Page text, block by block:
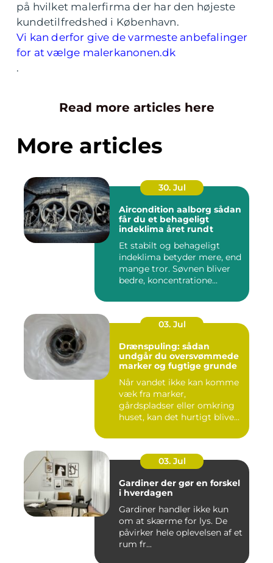
på hvilket malerfirma der har den højeste
kundetilfredshed i København.
Vi kan derfor give de varmeste anbefalinger
for at vælge malerkanonen.dk
.
Read more articles here
More articles
30. Jul
Aircondition aalborg sådan
får du et behageligt
indeklima året rundt
Et stabilt og behageligt
indeklima betyder mere, end
mange tror. Søvnen bliver
bedre, koncentratione...
03. Jul
Drænspuling: sådan
undgår du oversvømmede
marker og fugtige grunde
Når vandet ikke kan komme
væk fra marker,
gårdspladser eller omkring
huset, kan det hurtigt blive
03. Jul
Gardiner der gør en forskel
i hverdagen
Gardiner handler ikke kun
om at skærme for lys. De
påvirker hele oplevelsen af et
rum fr...